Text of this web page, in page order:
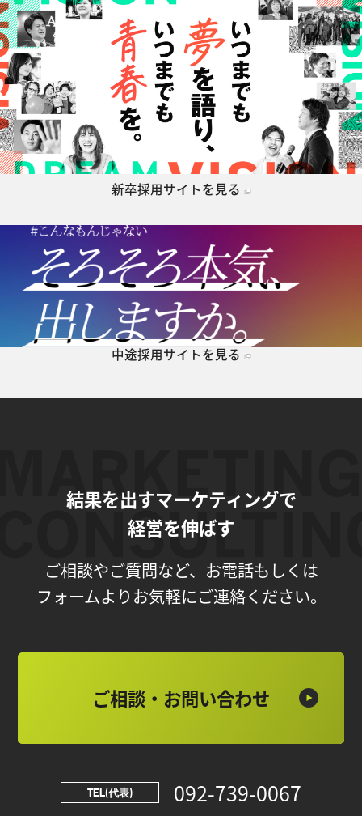
新卒採用サイトを見る
中途採用サイトを見る
結果を出すマーケティングで
経営を伸ばす
ご相談やご質問など、お電話もしくは
フォームよりお気軽にご連絡ください。
ご相談・お問い合わせ
TEL(代表) 092-739-0067